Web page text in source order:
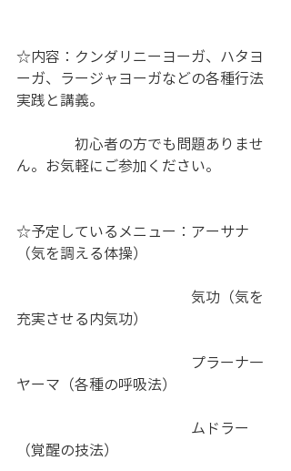
☆内容：クンダリニーヨーガ、ハタヨ
ーガ、ラージャヨーガなどの各種行法
実践と講義。
初心者の方でも問題ありませ
ん。お気軽にご参加ください。
☆予定しているメニュー：アーサナ
（気を調える体操）
気功（気を
充実させる内気功）
プラーナ―
ヤーマ（各種の呼吸法）
ムドラー
（覚醒の技法）